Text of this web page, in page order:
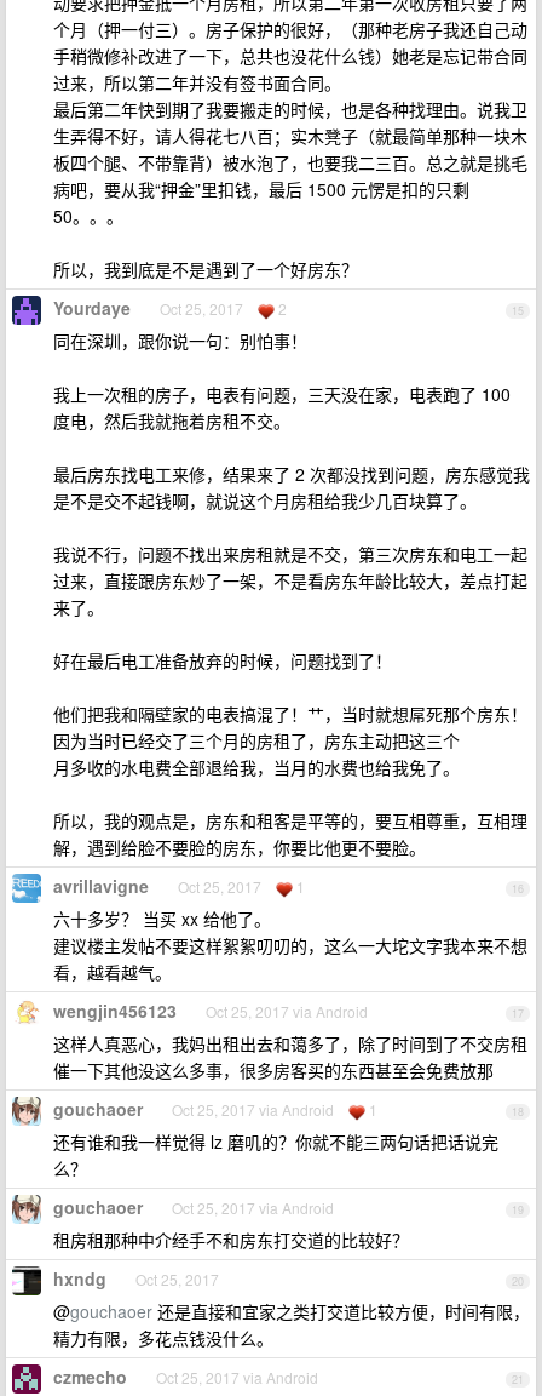
个月（押一付三）。房子保护的很好，（那种老房子我还自己动
手稍微修补改进了一下，总共也没花什么钱）她老是忘记带合同
过来，所以第二年并没有签书面合同。
最后第二年快到期了我要搬走的时候，也是各种找理由。说我卫
生弄得不好，请人得花七八百；实木凳子（就最简单那种一块木
板四个腿、不带靠背）被水泡了，也要我二三百。总之就是挑毛
病吧，要从我“押金”里扣钱，最后 1500 元愣是扣的只剩
50。。。
所以，我到底是不是遇到了一个好房东？
15
Yourdaye Oct 25, 2017 2
同在深圳，跟你说一句：别怕事！
我上一次租的房子，电表有问题，三天没在家，电表跑了 100
度电，然后我就拖着房租不交。
最后房东找电工来修，结果来了 2 次都没找到问题，房东感觉我
是不是交不起钱啊，就说这个月房租给我少几百块算了。
我说不行，问题不找出来房租就是不交，第三次房东和电工一起
过来，直接跟房东炒了一架，不是看房东年龄比较大，差点打起
来了。
好在最后电工准备放弃的时候，问题找到了！
他们把我和隔壁家的电表搞混了！艹，当时就想屌死那个房东！
因为当时已经交了三个月的房租了，房东主动把这三个
月多收的水电费全部退给我，当月的水费也给我免了。
所以，我的观点是，房东和租客是平等的，要互相尊重，互相理
解，遇到给脸不要脸的房东，你要比他更不要脸。
16
avrillavigne Oct 25, 2017 1
六十多岁？ 当买 xx 给他了。
建议楼主发帖不要这样絮絮叨叨的，这么一大坨文字我本来不想
看，越看越气。
17
wengjin456123 Oct 25, 2017 via Android
这样人真恶心，我妈出租出去和蔼多了，除了时间到了不交房租
催一下其他没这么多事，很多房客买的东西甚至会免费放那
18
gouchaoer Oct 25, 2017 via Android 1
还有谁和我一样觉得 lz 磨叽的？你就不能三两句话把话说完
么？
19
gouchaoer Oct 25, 2017 via Android
租房租那种中介经手不和房东打交道的比较好？
20
hxndg Oct 25, 2017
@gouchaoer 还是直接和宜家之类打交道比较方便，时间有限，
精力有限，多花点钱没什么。
21
czmecho Oct 25, 2017 via Android